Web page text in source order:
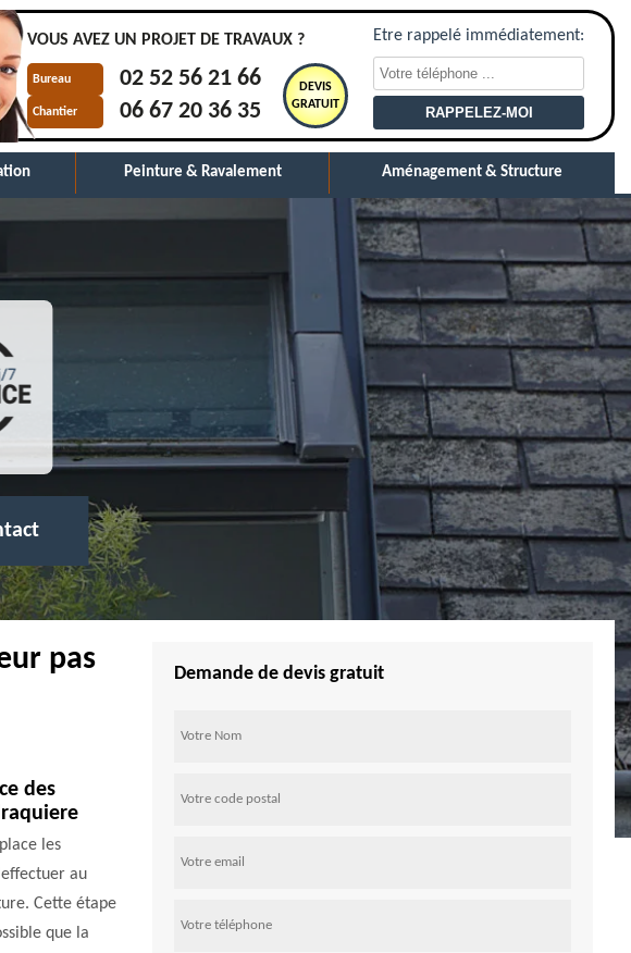
VOUS AVEZ UN PROJET DE TRAVAUX ?
Bureau 02 52 56 21 66
Chantier 06 67 20 36 35
DEVIS
GRATUIT
Etre rappelé immédiatement:
Peinture & Ravalement Aménagement & Structure
pas
des
les
au
Cette étape
que la
Demande de devis gratuit